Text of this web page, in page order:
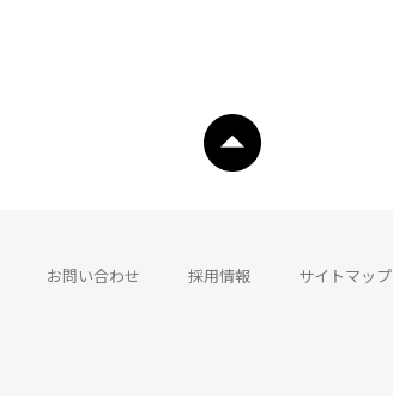
お問い合わせ 採用情報 サイトマップ